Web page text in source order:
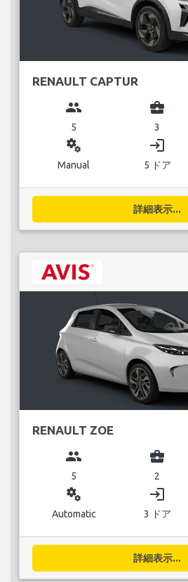
RENAULT CAPTUR
group
5
business_center
3
miscellaneous_services
Manual
login
5 ドア
詳細表示...
RENAULT ZOE
group
5
business_center
2
miscellaneous_services
Automatic
login
3 ドア
詳細表示...